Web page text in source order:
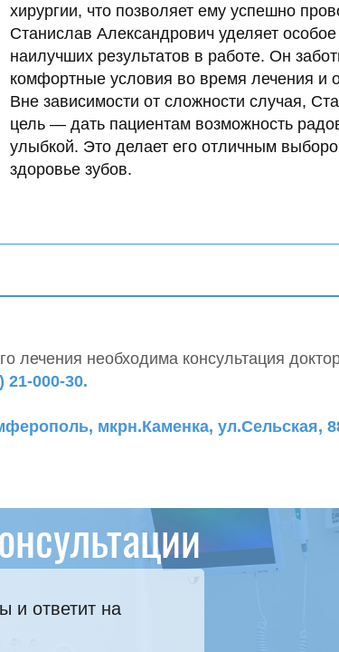
хирургии, что позволяет ему успешно
Станислав Александрович уделяет
наилучших результатов в работе. Он
комфортные условия во время лечения и
Вне зависимости от сложности случая,
цель — дать пациентам возможность
улыбкой. Это делает его отличным
здоровье зубов.
лечения необходима консультация
21-000-30.
мкрн.Каменка, ул.Сельская,
и ответит на